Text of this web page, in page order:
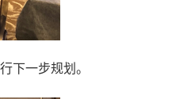
下一步规划。